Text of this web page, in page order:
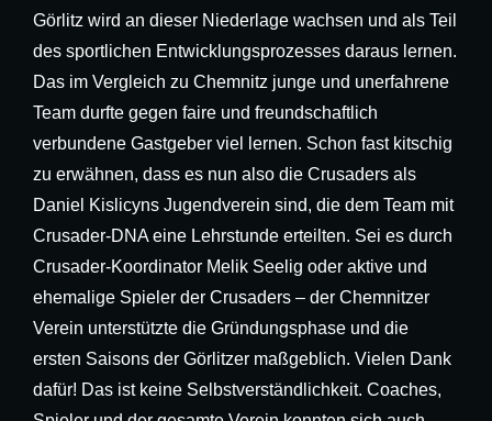
Görlitz wird an dieser Niederlage wachsen und als Teil
des sportlichen Entwicklungsprozesses daraus lernen.
Das im Vergleich zu Chemnitz junge und unerfahrene
Team durfte gegen faire und freundschaftlich
verbundene Gastgeber viel lernen. Schon fast kitschig
zu erwähnen, dass es nun also die Crusaders als
Daniel Kislicyns Jugendverein sind, die dem Team mit
Crusader-DNA eine Lehrstunde erteilten. Sei es durch
Crusader-Koordinator Melik Seelig oder aktive und
ehemalige Spieler der Crusaders – der Chemnitzer
Verein unterstützte die Gründungsphase und die
ersten Saisons der Görlitzer maßgeblich. Vielen Dank
dafür! Das ist keine Selbstverständlichkeit. Coaches,